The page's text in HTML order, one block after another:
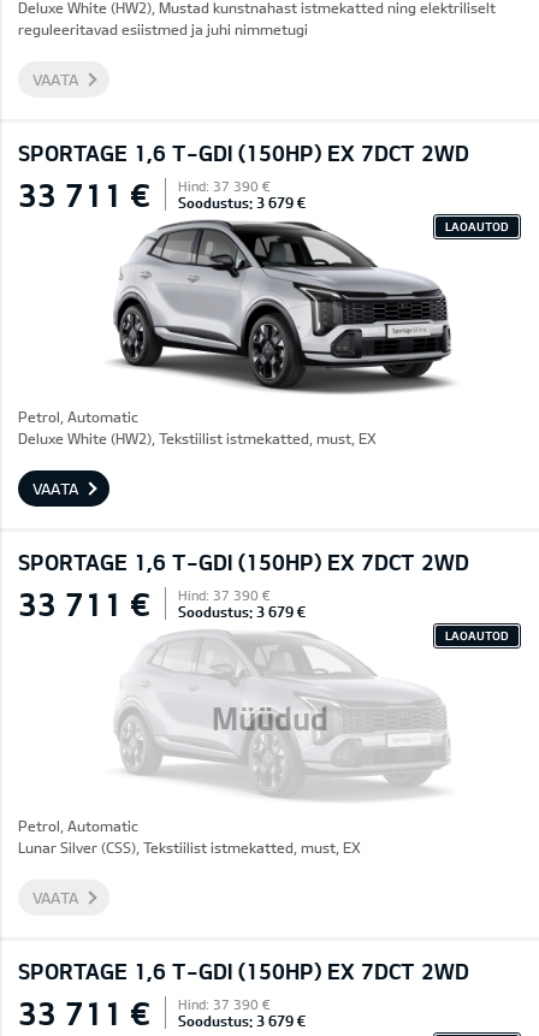
Deluxe White (HW2), Mustad kunstnahast istmekatted ning elektriliselt
reguleeritavad esiistmed ja juhi nimmetugi
VAATA
SPORTAGE 1,6 T-GDI (150HP) EX 7DCT 2WD
33 711 € Hind: 37 390 €
Soodustus: 3 679 €
LAOAUTOD
Petrol, Automatic
Deluxe White (HW2), Tekstiilist istmekatted, must, EX
VAATA
SPORTAGE 1,6 T-GDI (150HP) EX 7DCT 2WD
Müüdud
33 711 € Hind: 37 390 €
Soodustus: 3 679 €
LAOAUTOD
Petrol, Automatic
Lunar Silver (CSS), Tekstiilist istmekatted, must, EX
VAATA
SPORTAGE 1,6 T-GDI (150HP) EX 7DCT 2WD
33 711 € Hind: 37 390 €
Soodustus: 3 679 €